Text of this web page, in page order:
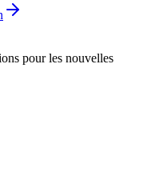
pour les nouvelles